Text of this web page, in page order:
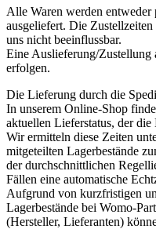
Alle Waren werden entweder
ausgeliefert. Die
uns nicht beeinflussbar.
Eine Auslieferung/Zustellung
erfolgen.
Die Lieferung durch die
In unserem Online-Shop
aktuellen Lieferstatus, der
Wir ermitteln diese Zeiten
mitgeteilten Lagerbestände
der durchschnittlichen
Fällen eine automatische
Aufgrund von kurzfristigen
Lagerbestände bei Womo-
(Hersteller, Lieferanten)